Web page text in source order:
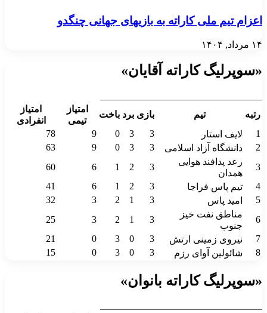
اعزام تیم ملی کاراته به بازیهای جهانی چنگدو
۱۴ مرداد, ۱۴۰۴
«سوپرلیگ کاراته آقایان»
رتبه
تیم بازی برد باخت
امتیاز
تیمی
امتیاز
انفرادی
1
لایف استار 3
3
0
9
78
2
دانشگاه آزاد اسلامی 3
3
0
9
63
3
رعد پدافند هوایی
همدان
3
2
1
6
60
4
تیم پاس فراجا 3
2
1
6
41
5
امید پاس 3
1
2
3
32
6
مناطق نفت خیز
جنوب
3
1
2
3
25
7
نیروی زمینی ارتش 3
0
3
0
21
8
شائولین آوای رزم 3
0
3
0
15
«سوپرلیگ کاراته بانوان»